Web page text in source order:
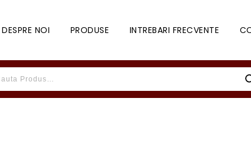
DESPRE NOI PRODUSE INTREBARI FRECVENTE